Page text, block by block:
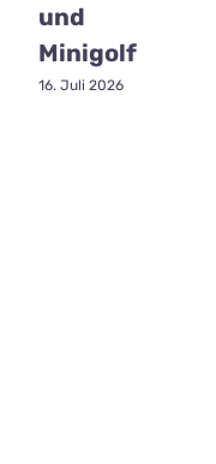
und
Minigolf
16. Juli 2026